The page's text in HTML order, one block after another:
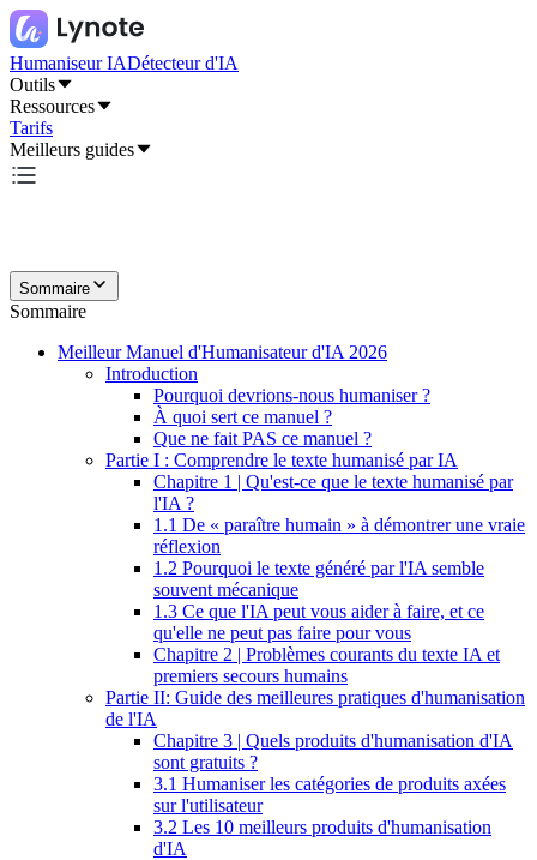
Humaniseur IADétecteur d'IA
Outils
Ressources
Tarifs
Meilleurs guides
Sommaire
Sommaire
Meilleur Manuel d'Humanisateur d'IA 2026
Introduction
Pourquoi devrions-nous humaniser ?
À quoi sert ce manuel ?
Que ne fait PAS ce manuel ?
Partie I : Comprendre le texte humanisé par IA
Chapitre 1 | Qu'est-ce que le texte humanisé par
l'IA ?
1.1 De « paraître humain » à démontrer une vraie
réflexion
1.2 Pourquoi le texte généré par l'IA semble
souvent mécanique
1.3 Ce que l'IA peut vous aider à faire, et ce
qu'elle ne peut pas faire pour vous
Chapitre 2 | Problèmes courants du texte IA et
premiers secours humains
Partie II: Guide des meilleures pratiques d'humanisation
de l'IA
Chapitre 3 | Quels produits d'humanisation d'IA
sont gratuits ?
3.1 Humaniser les catégories de produits axées
sur l'utilisateur
3.2 Les 10 meilleurs produits d'humanisation
d'IA